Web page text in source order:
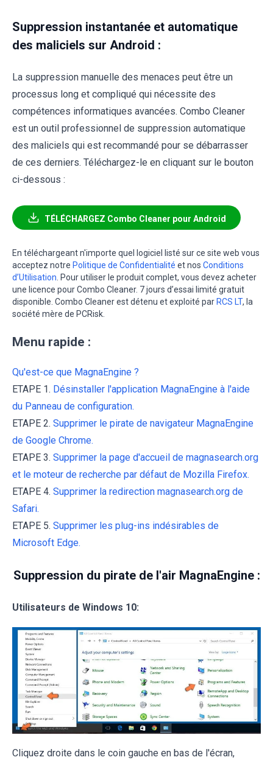
Suppression instantanée et automatique
des maliciels sur Android :
La suppression manuelle des menaces peut être un
processus long et compliqué qui nécessite des
compétences informatiques avancées. Combo Cleaner
est un outil professionnel de suppression automatique
des maliciels qui est recommandé pour se débarrasser
de ces derniers. Téléchargez-le en cliquant sur le bouton
ci-dessous :
TÉLÉCHARGEZ Combo Cleaner pour Android
En téléchargeant n'importe quel logiciel listé sur ce site web vous
acceptez notre Politique de Confidentialité et nos Conditions
d’Utilisation . Pour utiliser le produit complet, vous devez acheter
une licence pour Combo Cleaner. 7 jours d’essai limité gratuit
disponible. Combo Cleaner est détenu et exploité par RCS LT, la
société mère de PCRisk.
Menu rapide :
Qu'est-ce que MagnaEngine ?
ETAPE 1. Désinstaller l'application MagnaEngine à l'aide
du Panneau de configuration.
ETAPE 2. Supprimer le pirate de navigateur MagnaEngine
de Google Chrome.
ETAPE 3. Supprimer la page d'accueil de magnasearch.org
et le moteur de recherche par défaut de Mozilla Firefox.
ETAPE 4. Supprimer la redirection magnasearch.org de
Safari.
ETAPE 5. Supprimer les plug-ins indésirables de
Microsoft Edge.
Suppression du pirate de l'air MagnaEngine :
Utilisateurs de Windows 10:
Cliquez droite dans le coin gauche en bas de l'écran,